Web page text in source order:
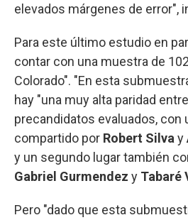
elevados márgenes de error",
Para este último estudio en
contar con una muestra de
Colorado". "En esta
hay "una muy alta paridad
precandidatos evaluados, con
compartido por Robert Silva y
y un segundo lugar también
Gabriel Gurmendez y Tabaré
Pero "dado que esta